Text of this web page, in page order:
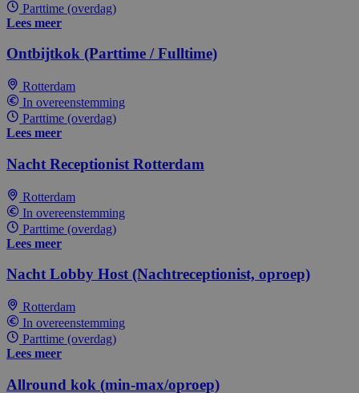
Parttime (overdag)
Lees meer
Ontbijtkok (Parttime / Fulltime)
Rotterdam
In overeenstemming
Parttime (overdag)
Lees meer
Nacht Receptionist Rotterdam
Rotterdam
In overeenstemming
Parttime (overdag)
Lees meer
Nacht Lobby Host (Nachtreceptionist, oproep)
Rotterdam
In overeenstemming
Parttime (overdag)
Lees meer
Allround kok (min-max/oproep)